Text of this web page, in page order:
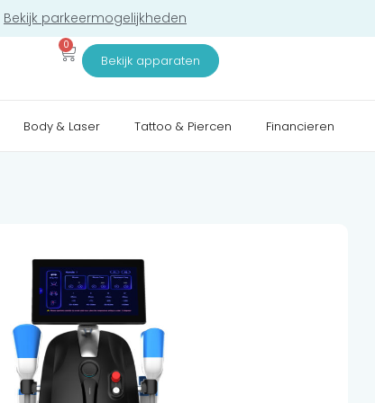
Bekijk parkeermogelijkheden
0
Bekijk apparaten
Body & Laser Tattoo & Piercen Financieren